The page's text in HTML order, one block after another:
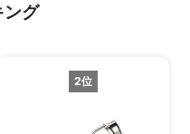
ング
2位